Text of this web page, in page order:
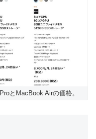
とMacBook Airの価格。